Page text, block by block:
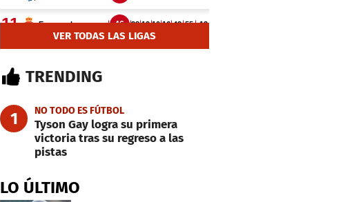
VER TODAS LAS LIGAS
TRENDING
1 NO TODO ES FÚTBOL
Tyson Gay logra su primera
victoria tras su regreso a las
pistas
LO ÚLTIMO